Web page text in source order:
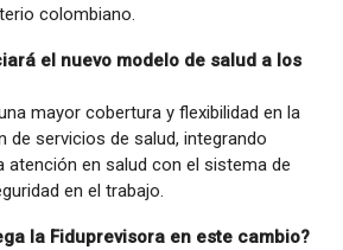
colombiano.
el nuevo modelo de salud a los
mayor cobertura y flexibilidad en la
de servicios de salud, integrando
atención en salud con el sistema de
en el trabajo.
la Fiduprevisora en este cambio?